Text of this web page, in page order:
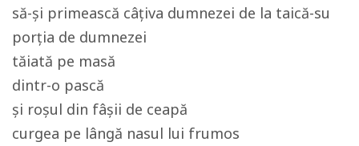
să-și primească câțiva dumnezei de la taică-su
porția de dumnezei
tăiată pe masă
dintr-o pască
și roșul din fâșii de ceapă
curgea pe lângă nasul lui frumos